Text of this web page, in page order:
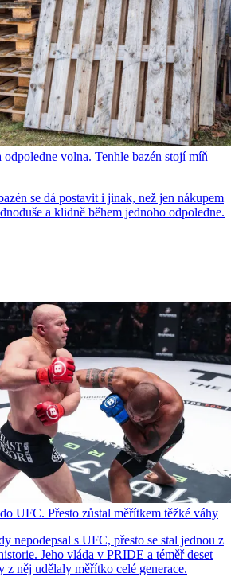
odpoledne volna. Tenhle bazén stojí míň
se dá postavit i jinak, než jen nákupem
a klidně během jednoho odpoledne.
UFC. Přesto zůstal měřítkem těžké váhy
nepodepsal s UFC, přesto se stal jednou z
Jeho vláda v PRIDE a téměř deset
z něj udělaly měřítko celé generace.